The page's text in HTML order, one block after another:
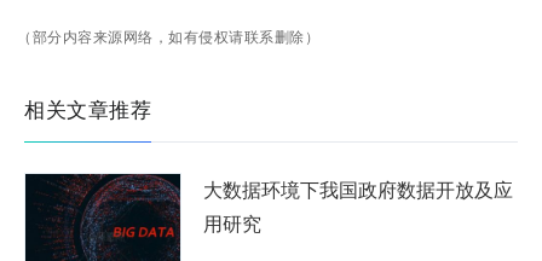
（部分内容来源网络，如有侵权请联系删除）
相关文章推荐
大数据环境下我国政府数据开放及应
用研究